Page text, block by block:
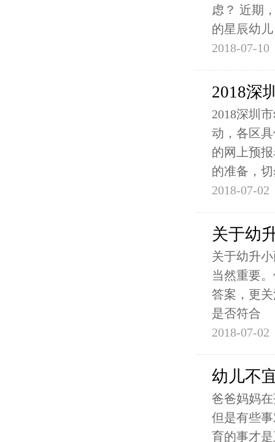
虑？ 近期
的星辰幼儿
2018-07-10
2018深
2018深圳
动，各区
的网上预
的准备，
2018-07-02
关于幼
关于幼升
当然重要
答案，更
是否符合
2018-07-02
幼儿不
爸爸妈妈
但是有些
育的事才